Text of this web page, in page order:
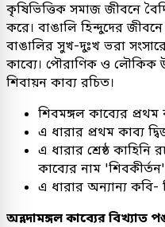
কৃষিভিত্তিক সমাজ জীবনে
করে। বাঙালি হিন্দুদের
বাঙালির সুখ-দুঃখ ভরা
কাব্যে। পৌরাণিক ও লৌকিক
শিবায়ন কাব্য রচিত।
শিবমঙ্গল কাব্যের
এ ধারার প্রথম কাব্য
এ ধারার শ্রেষ্ঠ কাহিনি
কাব্যের নাম
এ ধারার অন্যান্য কবি-
অন্নদামঙ্গল কাব্যের বিখ্যাত